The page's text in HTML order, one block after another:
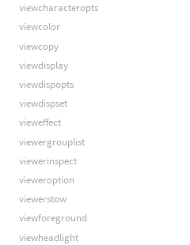
viewcharacteropts
viewcolor
viewcopy
viewdisplay
viewdispopts
viewdispset
vieweffect
viewergrouplist
viewerinspect
vieweroption
viewerstow
viewforeground
viewheadlight